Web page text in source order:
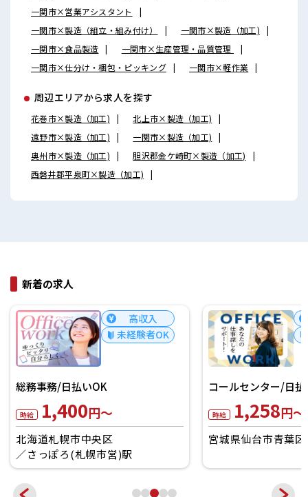
一関市×営業アシスタント
一関市×製造（組立・組み付け）
一関市×製造（加工)
一関市×食品製造
一関市×生産管理・品質管理
一関市×仕分け・梱包・ピッキング
一関市×軽作業
周辺エリアから求人を探す
花巻市×製造（加工)
北上市×製造（加工)
遠野市×製造（加工)
一関市×製造（加工)
奥州市×製造（加工)
胆沢郡金ケ崎町×製造（加工)
西磐井郡平泉町×製造（加工)
新着の求人
高収入
未経験者OK
総務事務/日払いOK
時給 1,400円～
北海道札幌市中央区
さっぽろ(札幌市営)駅
コールセンター/日
時給 1,258円～
宮城県仙台市青葉区